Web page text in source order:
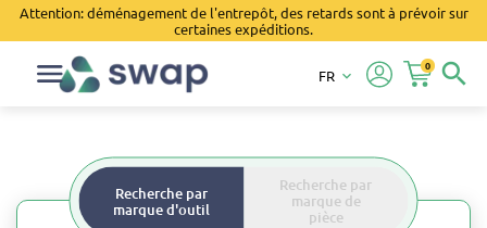
Attention: déménagement de l'entrepôt, des retards sont à prévoir sur
certaines expéditions.
search
0
FR keyboard_arrow_down
Recherche par
marque d'outil
Recherche par
marque de
pièce